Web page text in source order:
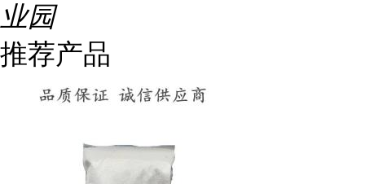
业园
推荐产品